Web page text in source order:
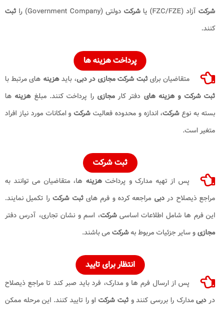
شرکت آزاد (FZC/FZE) یا شرکت دولتی (Government Company) را
ثبت
کنند.
پرداخت هزینه ها
متقاضیان برایثبت شرکت مجازی در دبی، بایدهزینه های مرتبط با
ثبت شرکت و هزینه های دفتر کارمجازی را پرداخت کنند. مبلغ هزینه ها
بسته به نوع شرکت، اندازه و محدوده فعالیت شرکت و امکانات مورد نیاز افراد
متغیر است.
ثبت شرکت
پس از تهیه مدارک و پرداختهزینه ها، متقاضیان می توانند به
مراجع ذیصلاح دردبی مراجعه کرده و فرم های ثبت شرکترا تکمیل نمایند.
این فرم ها شامل اطلاعات اساسیشرکت، اسم و نشان تجاری، آدرس دفتر
مجازیو سایر جزئیات مربوط بهشرکتمی باشند.
انتظار برای تایید
پس از ارسال فرم ها و مدارک، فرد باید صبر کند تا مراجع ذیصلاح
در دبیمدارک را بررسی کنند وثبت شرکت او را تایید کنند. این مرحله ممکن